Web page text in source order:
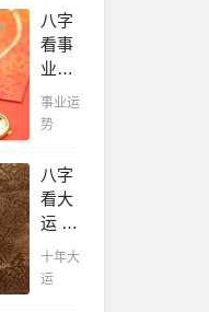
一生
好命
运！
把握
先
机，
避
凶，
弯
路，
点击
此处
查
八字
看事
业，
财富
伴终
哪日
出生
的人
最有
财官
之
事业运
势
八字
看大
运 十
年测
吉
十年大
运